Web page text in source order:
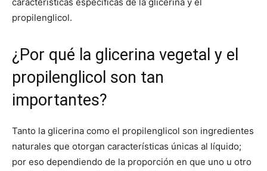
propilenglicol.
¿Por qué la glicerina vegetal y el
propilenglicol son tan
importantes?
Tanto la glicerina como el propilenglicol son ingredientes
naturales que otorgan características únicas al líquido;
por eso dependiendo de la proporción en que uno u otro